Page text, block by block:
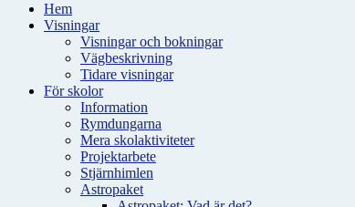
Hem
Visningar
Visningar och bokningar
Vägbeskrivning
Tidare visningar
För skolor
Information
Rymdungarna
Mera skolaktiviteter
Projektarbete
Stjärnhimlen
Astropaket